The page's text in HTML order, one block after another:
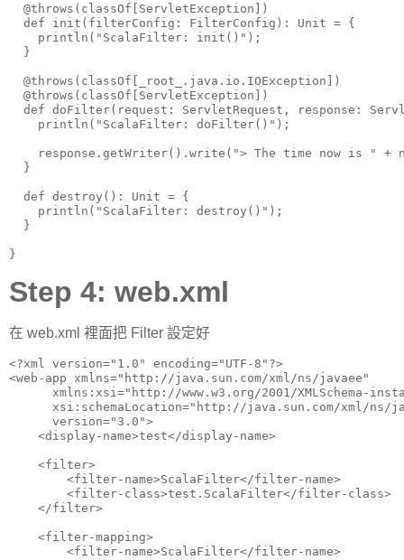
  @throws(classOf[ServletException])
  def init(filterConfig: FilterConfig): Unit = {
    println("ScalaFilter: init()");
  }
  @throws(classOf[_root_.java.io.IOException])
  @throws(classOf[ServletException])
def doFilter(request: ServletRequest, response:
    println("ScalaFilter: doFilter()");
response.getWriter().write("> The time now is " +
  }
  def destroy(): Unit = {
    println("ScalaFilter: destroy()");
  }
}
Step 4: web.xml
在 web.xml 裡面把 Filter 設定好
<?xml version="1.0" encoding="UTF-8"?>
<web-app xmlns="http://java.sun.com/xml/ns/javaee"
xmlns:xsi="http://www.w3.org/2001/XMLSchema-
xsi:schemaLocation="http://java.sun.com/xml/ns/
      version="3.0">
    <display-name>test</display-name>
    <filter>
        <filter-name>ScalaFilter</filter-name>
        <filter-class>test.ScalaFilter</filter-class>
    </filter>
    <filter-mapping>
        <filter-name>ScalaFilter</filter-name>